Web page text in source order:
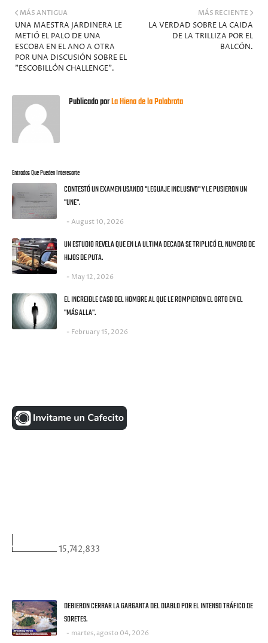
MÁS RECIENTE
LA VERDAD SOBRE LA CAIDA
DE LA TRILLIZA POR EL
BALCÓN.
MÁS ANTIGUA
UNA MAESTRA JARDINERA LE
METIÓ EL PALO DE UNA
ESCOBA EN EL ANO A OTRA
POR UNA DISCUSIÓN SOBRE EL
"ESCOBILLÓN CHALLENGE".
Publicado porLa Hiena de la Palabrota
Entradas Que Pueden Interesarte
CONTESTÓ UN EXAMEN USANDO "LEGUAJE INCLUSIVO" Y LE PUSIERON UN
"UNE".
August 10, 2026
UN ESTUDIO REVELA QUE EN LA ULTIMA DECADA SE TRIPLICÓ EL NUMERO DE
HIJOS DE PUTA.
May 12, 2026
EL INCREIBLE CASO DEL HOMBRE AL QUE LE ROMPIERON EL ORTO EN EL
"MÁS ALLA".
February 15, 2026
15,742,833
DEBIERON CERRAR LA GARGANTA DEL DIABLO POR EL INTENSO TRÁFICO DE
SORETES.
martes, agosto 04, 2026